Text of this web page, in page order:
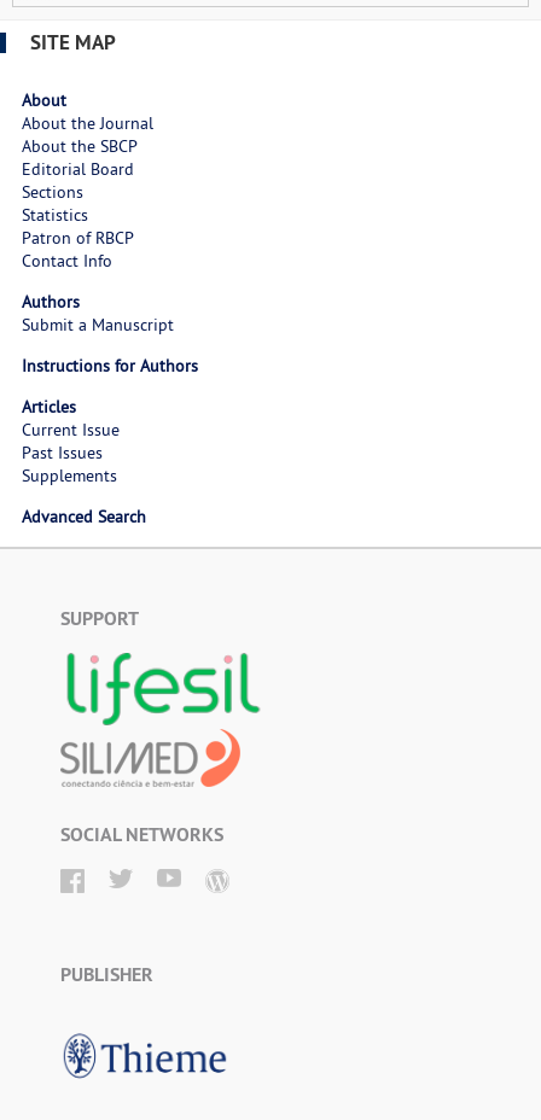
SITE MAP
About
About the Journal
About the SBCP
Editorial Board
Sections
Statistics
Patron of RBCP
Contact Info
Authors
Submit a Manuscript
Instructions for Authors
Articles
Current Issue
Past Issues
Supplements
Advanced Search
SUPPORT
SOCIAL NETWORKS
PUBLISHER